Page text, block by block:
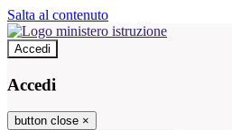
Salta al contenuto
Accedi
Accedi
button close ×